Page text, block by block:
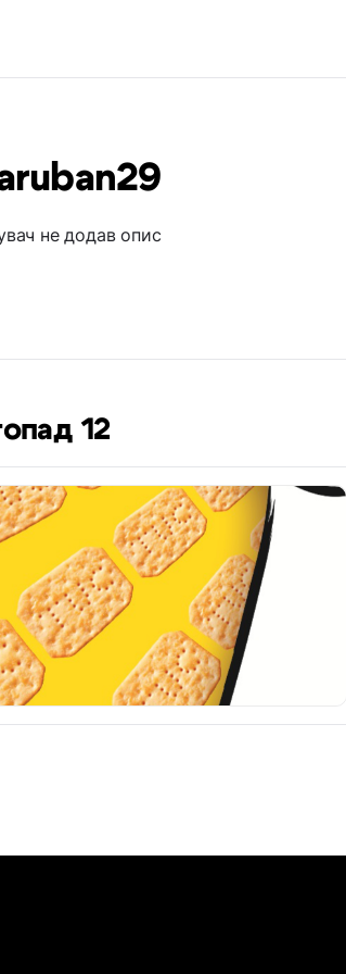
не додав опис
12